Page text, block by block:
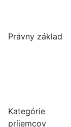
Právny základ
Kategórie
príjemcov